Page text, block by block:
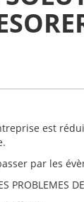
est
par les
PROBLEMES